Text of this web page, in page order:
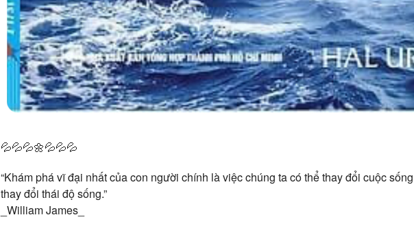
💦💦💦🌼💦💦💦
“Khám phá vĩ đại nhất của con người chính là việc chúng ta có thể thay đổi cuộc
thay đổi thái độ sống.”
_William James_